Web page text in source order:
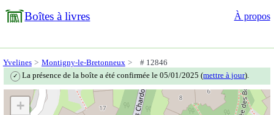
Boîtes à livres À propos
Yvelines Montigny-le-Bretonneux # 12846
✓ La présence de la boîte a été confirmée le 05/01/2025 (mettre à jour).
+